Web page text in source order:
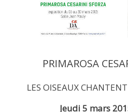
PRIMAROSA
LES OISEAUX
Jeudi 5 mars